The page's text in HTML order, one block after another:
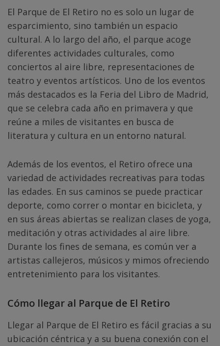
El Parque de El Retiro no es solo un lugar de
esparcimiento, sino también un espacio
cultural. A lo largo del año, el parque acoge
diferentes actividades culturales, como
conciertos al aire libre, representaciones de
teatro y eventos artísticos. Uno de los eventos
más destacados es la Feria del Libro de Madrid,
que se celebra cada año en primavera y que
reúne a miles de visitantes en busca de
literatura y cultura en un entorno natural.
Además de los eventos, el Retiro ofrece una
variedad de actividades recreativas para todas
las edades. En sus caminos se puede practicar
deporte, como correr o montar en bicicleta, y
en sus áreas abiertas se realizan clases de yoga,
meditación y otras actividades al aire libre.
Durante los fines de semana, es común ver a
artistas callejeros, músicos y mimos ofreciendo
entretenimiento para los visitantes.
Cómo llegar al Parque de El Retiro
Llegar al Parque de El Retiro es fácil gracias a su
ubicación céntrica y a su buena conexión con el